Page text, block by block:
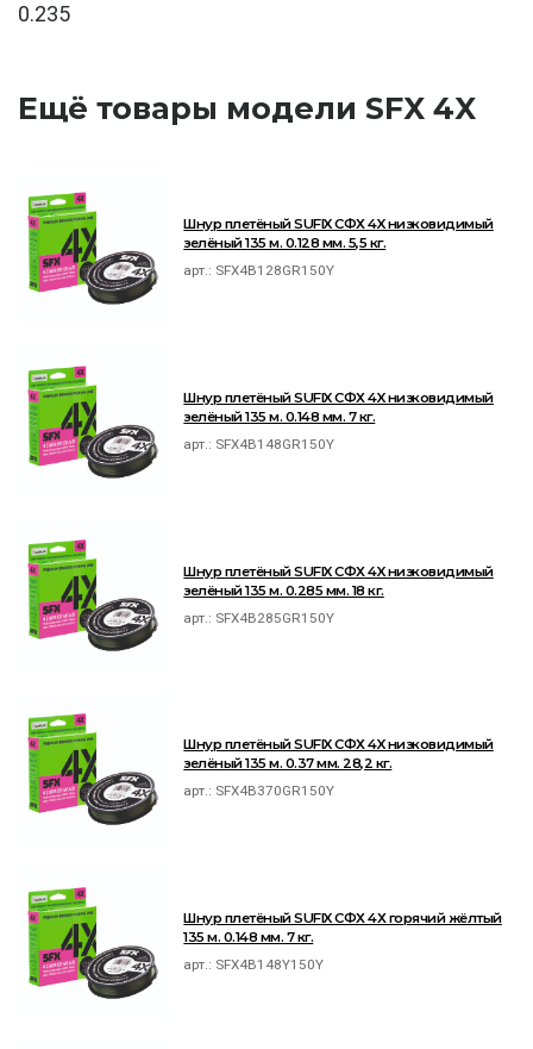
0.235
Ещё товары модели SFX 4X
Шнур плетёный SUFIX СФХ 4X низковидимый
зелёный 135 м. 0.128 мм. 5,5 кг.
арт.: SFX4B128GR150Y
Шнур плетёный SUFIX СФХ 4X низковидимый
зелёный 135 м. 0.148 мм. 7 кг.
арт.: SFX4B148GR150Y
Шнур плетёный SUFIX СФХ 4X низковидимый
зелёный 135 м. 0.285 мм. 18 кг.
арт.: SFX4B285GR150Y
Шнур плетёный SUFIX СФХ 4X низковидимый
зелёный 135 м. 0.37 мм. 28,2 кг.
арт.: SFX4B370GR150Y
Шнур плетёный SUFIX СФХ 4Х горячий жёлтый
135 м. 0.148 мм. 7 кг.
арт.: SFX4B148Y150Y